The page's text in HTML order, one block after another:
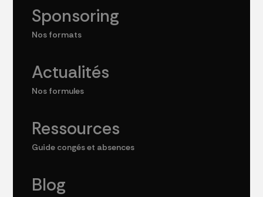
Sponsoring
Nos formats
Actualités
Nos formules
Ressources
Guide congés et absences
Blog